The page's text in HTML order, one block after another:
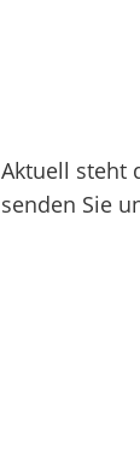
Aktuell steht
senden Sie